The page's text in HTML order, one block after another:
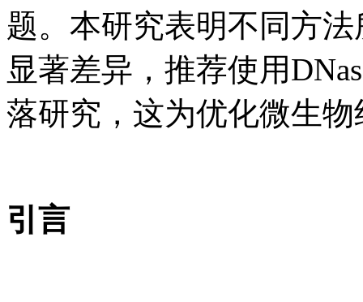
题。本研究表明不同方
显著差异，推荐使用
落研究，这为优化微生
引言